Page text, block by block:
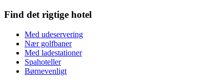
Find det rigtige hotel
Med udeservering
Nær golfbaner
Med ladestationer
Spahoteller
Børnevenligt